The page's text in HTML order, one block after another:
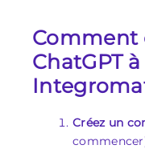
Comment
ChatGPT
Créez un